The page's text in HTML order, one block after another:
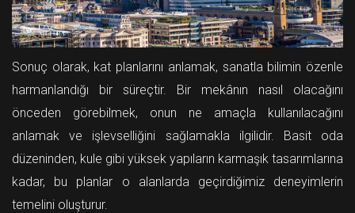
Sonuç olarak, kat planlarını anlamak, sanatla bilimin özenle
harmanlandığı bir süreçtir. Bir mekânın nasıl olacağını
önceden görebilmek, onun ne amaçla kullanılacağını
anlamak ve işlevselliğini sağlamakla ilgilidir. Basit oda
düzeninden, kule gibi yüksek yapıların karmaşık tasarımlarına
kadar, bu planlar o alanlarda geçirdiğimiz deneyimlerin
temelini oluşturur.